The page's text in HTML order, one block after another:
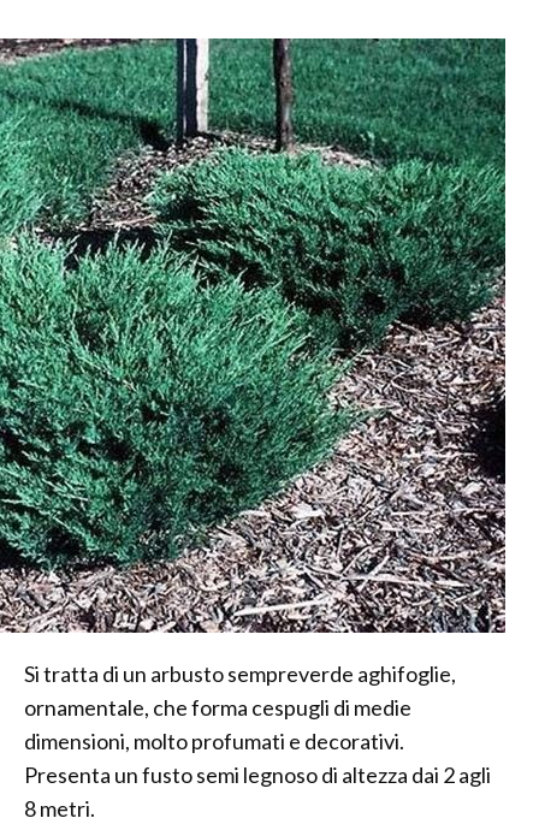
Si tratta di un arbusto sempreverde aghifoglie,
ornamentale, che forma cespugli di medie
dimensioni, molto profumati e decorativi.
Presenta un fusto semi legnoso di altezza dai 2 agli
8 metri.